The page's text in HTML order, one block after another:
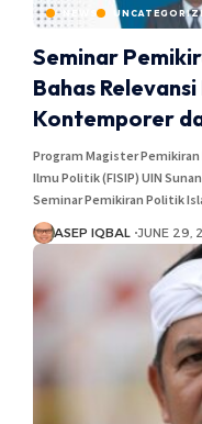
NEWS
Seminar
Bahas
Kontemporer
Program Magister
Ilmu Politik (FISIP) UIN
Seminar Pemikiran Politik
ASEP IQBAL JUNE 29,